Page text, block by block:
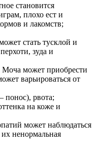
становится
плохо ест и
и лакомств;
стать тусклой и
зуда и
Моча может приобрести
варьироваться от
понос), рвота;
на коже и
может наблюдаться
ненормальная